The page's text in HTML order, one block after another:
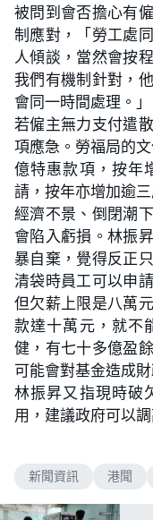
被問到會否擔心有
制應對，「勞工處
人傾談，當然會按
我們有機制針對，
會同一時間處理。」
若僱主無力支付遣
項應急。勞福局的
億特惠款項，按年
請，按年亦增加逾三
經濟不景、倒閉潮
會陷入虧損。林振
暴自棄，覺得反正
清袋時員工可以申
但欠薪上限是八萬
款達十萬元，就不
健，有七十多億盈
可能會對基金造成財
林振昇又指現時破
用，建議政府可以
新聞資訊 港聞